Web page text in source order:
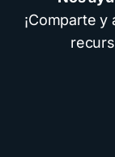
¡Comparte